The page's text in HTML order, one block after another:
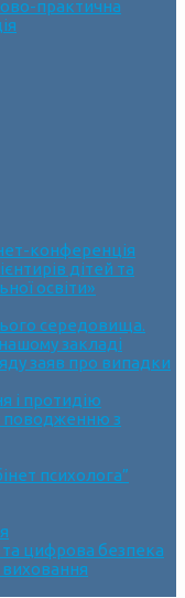
практична
конференція
дітей та
освіти»
середовища.
закладі
заяв про випадки
і протидію
поводженню з
психолога”
та цифрова безпека